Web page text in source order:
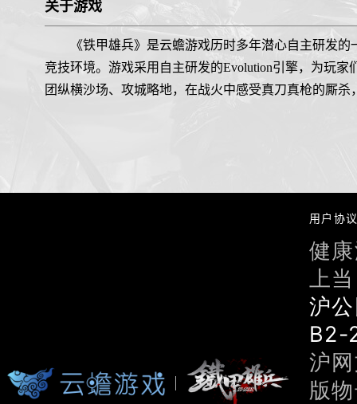
关于游戏
《铁甲雄兵》是云蟾游戏历时多年潜心自主研发
竞技环境。游戏采用自主研发的Evolution引擎，为玩
团纵横沙场、攻城略地，在战火中感受真刀真枪的厮
用户协议
健
上
沪
B2-
沪
版